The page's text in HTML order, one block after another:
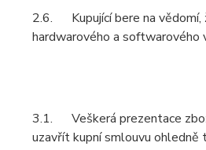
2.6. Kupující bere na vědomí,
hardwarového a softwarového
3.1. Veškerá prezentace zboží
uzavřít kupní smlouvu ohledně